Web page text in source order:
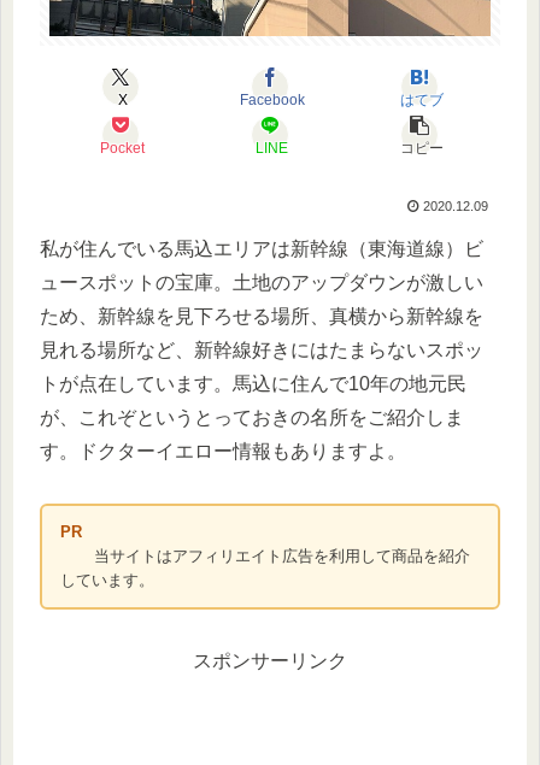
X Facebook はてブ
Pocket LINE コピー
2020.12.09
私が住んでいる馬込エリアは新幹線（東海道線）ビ
ュースポットの宝庫。土地のアップダウンが激しい
ため、新幹線を見下ろせる場所、真横から新幹線を
見れる場所など、新幹線好きにはたまらないスポッ
トが点在しています。馬込に住んで10年の地元民
が、これぞというとっておきの名所をご紹介しま
す。ドクターイエロー情報もありますよ。
PR
当サイトはアフィリエイト広告を利用して商品を紹介
しています。
スポンサーリンク